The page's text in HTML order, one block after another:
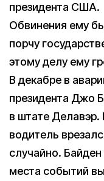
президента США.
Обвинения ему
порчу
этому делу ему
В декабре в
президента Джо
в штате Делавэр.
водитель
случайно.
места событий